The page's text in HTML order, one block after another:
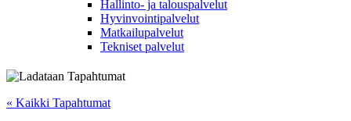
Hallinto- ja talouspalvelut
Hyvinvointipalvelut
Matkailupalvelut
Tekniset palvelut
« Kaikki Tapahtumat